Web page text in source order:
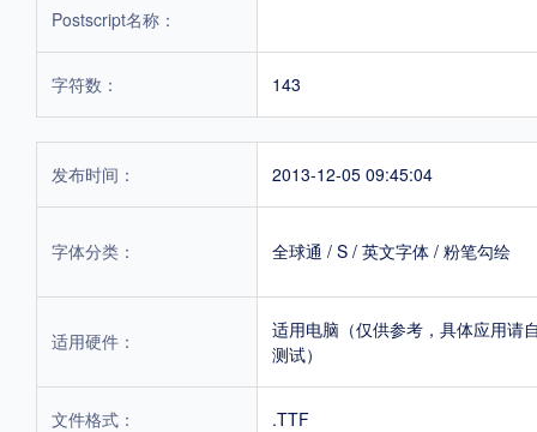
字体新闻 字体程序
Postscript名称：
字符数： 143
发布时间： 2013-12-05 09:45:04
字体分类： 全球通 / S / 英文字体 / 粉笔勾绘
适用硬件：
适用电脑（仅供参考，具体应用请
测试）
文件格式： .TTF